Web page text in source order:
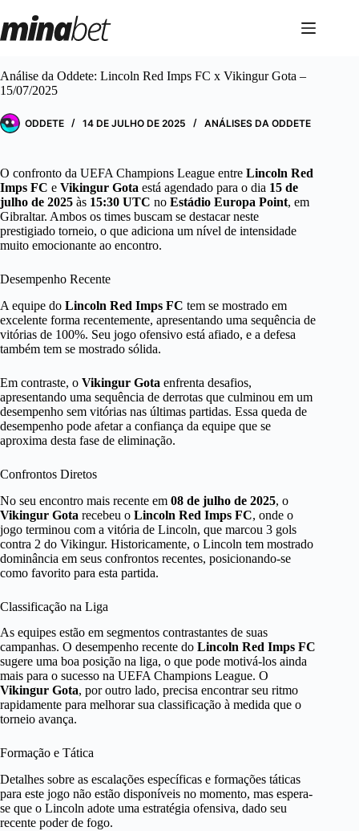
para
o
Análise da Oddete: Lincoln Red Imps FC x Vikingur Gota –
15/07/2025
ODDETE 14 DE JULHO DE 2025 ANÁLISES DA ODDETE
O confronto da UEFA Champions League entre Lincoln Red
Imps FC e Vikingur Gota está agendado para o dia 15 de
julho de 2025 às 15:30 UTC no Estádio Europa Point, em
Gibraltar. Ambos os times buscam se destacar neste
prestigiado torneio, o que adiciona um nível de intensidade
muito emocionante ao encontro.
Desempenho Recente
A equipe do Lincoln Red Imps FC tem se mostrado em
excelente forma recentemente, apresentando uma sequência de
vitórias de 100%. Seu jogo ofensivo está afiado, e a defesa
também tem se mostrado sólida.
Em contraste, o Vikingur Gota enfrenta desafios,
apresentando uma sequência de derrotas que culminou em um
desempenho sem vitórias nas últimas partidas. Essa queda de
desempenho pode afetar a confiança da equipe que se
aproxima desta fase de eliminação.
Confrontos Diretos
No seu encontro mais recente em 08 de julho de 2025, o
Vikingur Gota recebeu o Lincoln Red Imps FC, onde o
jogo terminou com a vitória de Lincoln, que marcou 3 gols
contra 2 do Vikingur. Historicamente, o Lincoln tem mostrado
dominância em seus confrontos recentes, posicionando-se
como favorito para esta partida.
Classificação na Liga
As equipes estão em segmentos contrastantes de suas
campanhas. O desempenho recente do Lincoln Red Imps FC
sugere uma boa posição na liga, o que pode motivá-los ainda
mais para o sucesso na UEFA Champions League. O
Vikingur Gota, por outro lado, precisa encontrar seu ritmo
rapidamente para melhorar sua classificação à medida que o
torneio avança.
Formação e Tática
Detalhes sobre as escalações específicas e formações táticas
para este jogo não estão disponíveis no momento, mas espera-
se que o Lincoln adote uma estratégia ofensiva, dado seu
recente poder de fogo.